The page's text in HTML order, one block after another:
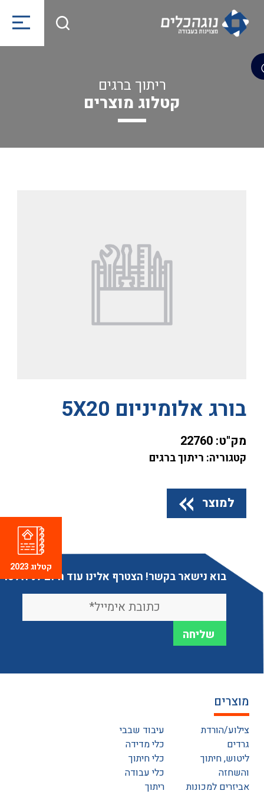
ריתוך ברגים
קטלוג מוצרים
בורג אלומיניום 5X20
מק"ט: 22760
קטגוריה: ריתוך ברגים
למוצר
בוא נישאר בקשר! הצטרף אלינו עוד היום לניוזלטר
מוצרים
צילוע/הורדת
גרדים
ליטוש, חיתוך
והשחזה
אביזרים למכונות
עיבוד שבבי
כלי מדידה
כלי חיתוך
כלי עבודה
ריתוך
קטלוג 2023